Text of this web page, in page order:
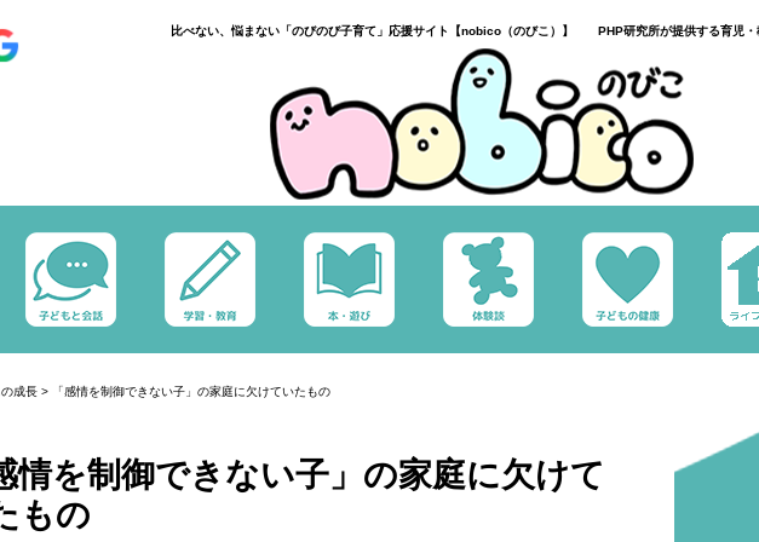
比べない、悩まない「のびのび子育て」応援サイト【nobico（のびこ）】 PHP研究所が提供する育児・
成長 > 「感情を制御できない子」の家庭に欠けていたもの
情を制御できない子」の家庭に欠けて
もの